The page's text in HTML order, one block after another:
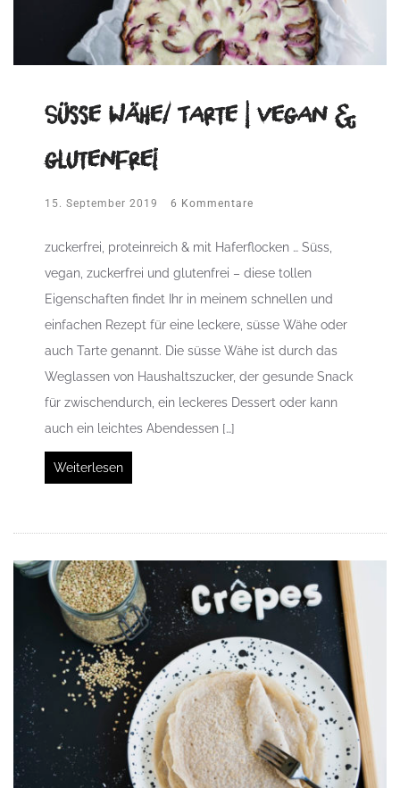
Süsse Wähe/ Tarte | vegan &
glutenfrei
15. September 2019 6 Kommentare
zuckerfrei, proteinreich & mit Haferflocken … Süss,
vegan, zuckerfrei und glutenfrei – diese tollen
Eigenschaften findet Ihr in meinem schnellen und
einfachen Rezept für eine leckere, süsse Wähe oder
auch Tarte genannt. Die süsse Wähe ist durch das
Weglassen von Haushaltszucker, der gesunde Snack
für zwischendurch, ein leckeres Dessert oder kann
auch ein leichtes Abendessen […]
Weiterlesen